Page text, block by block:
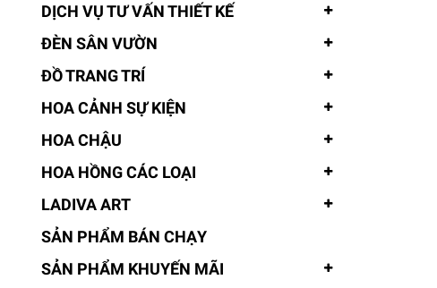
DỊCH VỤ TƯ VẤN THIẾT KẾ
ĐÈN SÂN VƯỜN
ĐỒ TRANG TRÍ
HOA CẢNH SỰ KIỆN
HOA CHẬU
HOA HỒNG CÁC LOẠI
LADIVA ART
SẢN PHẨM BÁN CHẠY
SẢN PHẨM KHUYẾN MÃI